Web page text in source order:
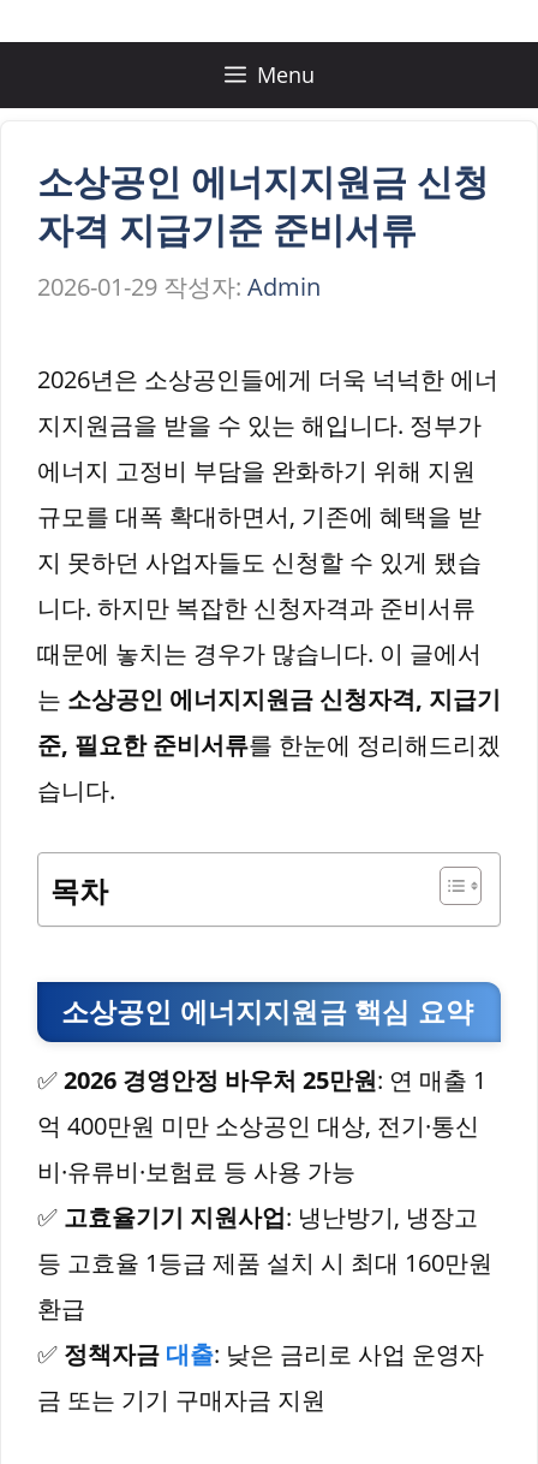
츠
Menu
소상공인 에너지지원금 신청
자격 지급기준 준비서류
2026-01-29 작성자: Admin
2026년은 소상공인들에게 더욱 넉넉한 에너
지지원금을 받을 수 있는 해입니다. 정부가
에너지 고정비 부담을 완화하기 위해 지원
규모를 대폭 확대하면서, 기존에 혜택을 받
지 못하던 사업자들도 신청할 수 있게 됐습
니다. 하지만 복잡한 신청자격과 준비서류
때문에 놓치는 경우가 많습니다. 이 글에서
는 소상공인 에너지지원금 신청자격, 지급기
준, 필요한 준비서류를 한눈에 정리해드리겠
습니다.
목차
소상공인 에너지지원금 핵심 요약
✅2026 경영안정 바우처 25만원: 연 매출 1
억 400만원 미만 소상공인 대상, 전기·통신
비·유류비·보험료 등 사용 가능
✅ 고효율기기 지원사업: 냉난방기, 냉장고
등 고효율 1등급 제품 설치 시 최대 160만원
환급
✅ 정책자금 대출: 낮은 금리로 사업 운영자
금 또는 기기 구매자금 지원